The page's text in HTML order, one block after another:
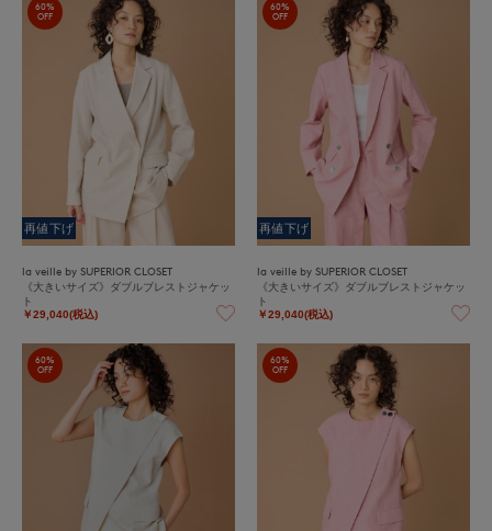
60%
OFF
再値下げ
la veille by SUPERIOR CLOSET
《大きいサイズ》ダブルブレストジャケッ
ト
￥29,040(税込)
60%
OFF
再値下げ
la veille by SUPERIOR CLOSET
《大きいサイズ》ダブルブレストジャケッ
ト
￥29,040(税込)
60%
OFF
60%
OFF